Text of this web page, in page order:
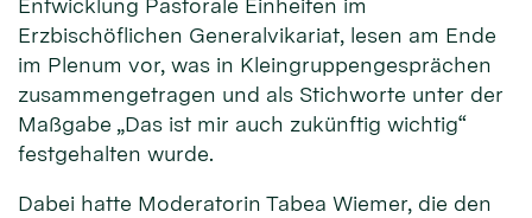
Erzbischöflichen Generalvikariat, lesen am Ende
im Plenum vor, was in Kleingruppengesprächen
zusammengetragen und als Stichworte unter der
Maßgabe „Das ist mir auch zukünftig wichtig“
festgehalten wurde.
Dabei hatte Moderatorin Tabea Wiemer, die den